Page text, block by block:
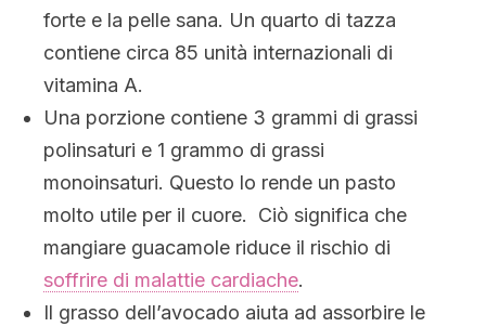
forte e la pelle sana. Un quarto di tazza
contiene circa 85 unità internazionali di
vitamina A.
Una porzione contiene 3 grammi di grassi
polinsaturi e 1 grammo di grassi
monoinsaturi. Questo lo rende un pasto
molto utile per il cuore. Ciò significa che
mangiare guacamole riduce il rischio di
soffrire di malattie cardiache.
Il grasso dell’avocado aiuta ad assorbire le